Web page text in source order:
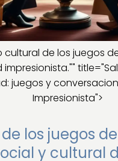
de los juegos
juegos y
Impresionista">
los juegos
y cultural